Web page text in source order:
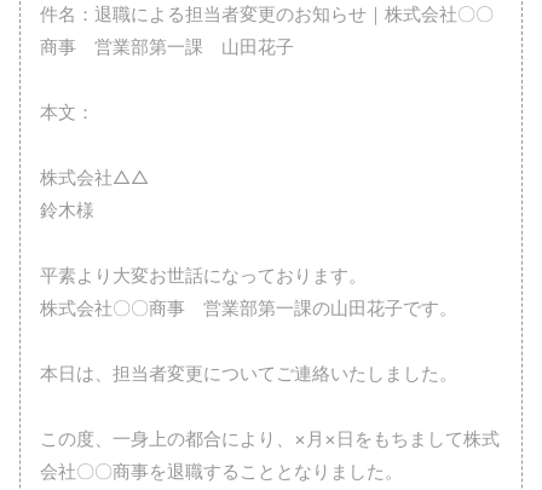
件名：退職による担当者変更のお知らせ｜株式会社〇〇
商事 営業部第一課 山田花子
本文：
株式会社△△
鈴木様
平素より大変お世話になっております。
株式会社〇〇商事 営業部第一課の山田花子です。
本日は、担当者変更についてご連絡いたしました。
この度、一身上の都合により、×月×日をもちまして株式
会社〇〇商事を退職することとなりました。